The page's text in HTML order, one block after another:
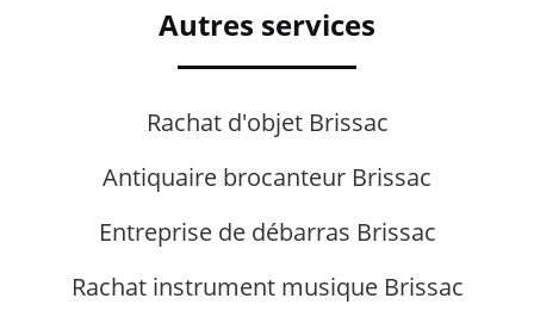
Autres services
Rachat d'objet Brissac
Antiquaire brocanteur Brissac
Entreprise de débarras Brissac
Rachat instrument musique Brissac